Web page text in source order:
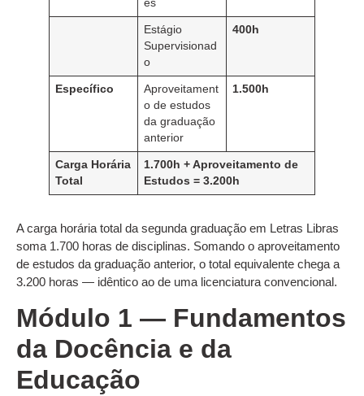
es
Estágio
Supervisionad
o
400h
Específico
Aproveitament
o de estudos
da graduação
anterior
1.500h
Carga Horária
Total
1.700h + Aproveitamento de
Estudos = 3.200h
A carga horária total da segunda graduação em Letras Libras
soma 1.700 horas de disciplinas. Somando o aproveitamento
de estudos da graduação anterior, o total equivalente chega a
3.200 horas — idêntico ao de uma licenciatura convencional.
Módulo 1 — Fundamentos
da Docência e da
Educação